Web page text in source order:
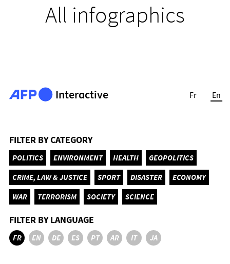
All infographics
Interactive Fr En
FILTER BY CATEGORY
POLITICS ENVIRONMENT HEALTH
GEOPOLITICS
CRIME, LAW & JUSTICE
SPORT DISASTER
ECONOMY
WAR
TERRORISM SOCIETY SCIENCE
FILTER BY LANGUAGE
FR EN DE ES PT AR IT JA